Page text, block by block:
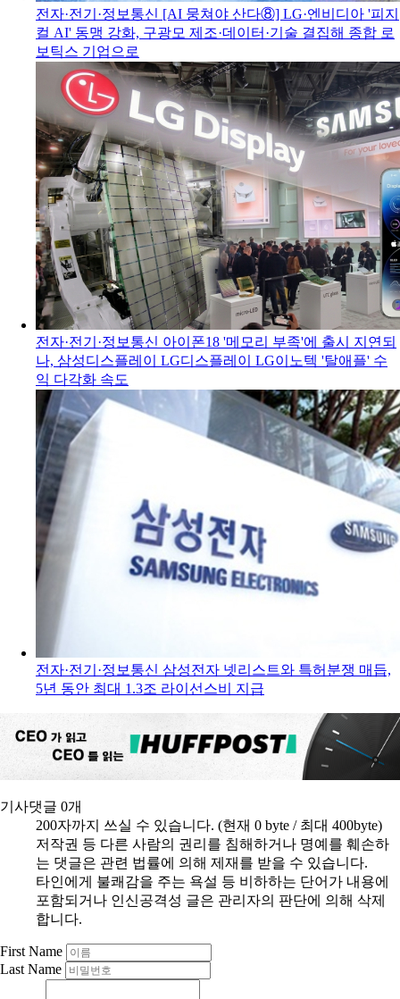
전자·전기·정보통신 [AI 뭉쳐야 산다⑧] LG·엔비디아 '피지
컬 AI' 동맹 강화, 구광모 제조·데이터·기술 결집해 종합 로
보틱스 기업으로
전자·전기·정보통신 아이폰18 '메모리 부족'에 출시 지연되
나, 삼성디스플레이 LG디스플레이 LG이노텍 '탈애플' 수
익 다각화 속도
전자·전기·정보통신 삼성전자 넷리스트와 특허분쟁 매듭,
5년 동안 최대 1.3조 라이선스비 지급
기사댓글 0개
200자까지 쓰실 수 있습니다. (현재 0 byte / 최대 400byte)
저작권 등 다른 사람의 권리를 침해하거나 명예를 훼손하
는 댓글은 관련 법률에 의해 제재를 받을 수 있습니다.
타인에게 불쾌감을 주는 욕설 등 비하하는 단어가 내용에
포함되거나 인신공격성 글은 관리자의 판단에 의해 삭제
합니다.
First Name
Last Name